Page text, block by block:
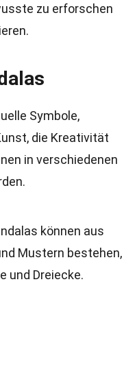
zu erforschen
Symbole,
die Kreativität
in verschiedenen
können aus
Mustern bestehen,
und Dreiecke.